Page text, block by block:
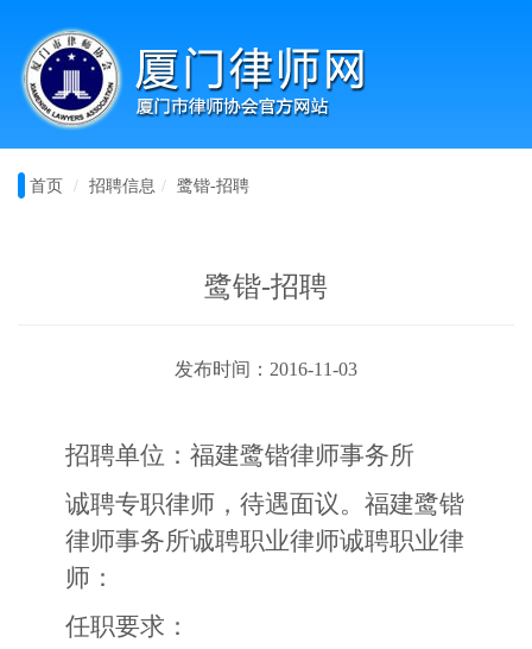
首页 招聘信息 鹭锴-招聘
鹭锴-招聘
发布时间：2016-11-03
招聘单位：福建鹭锴律师事务所
诚聘专职律师，待遇面议。福建鹭锴
律师事务所诚聘职业律师诚聘职业律
师：
任职要求：